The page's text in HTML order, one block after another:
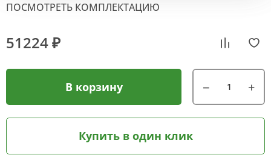
ПОСМОТРЕТЬ КОМПЛЕКТАЦИЮ
51224 ₽
В корзину
Купить в один клик